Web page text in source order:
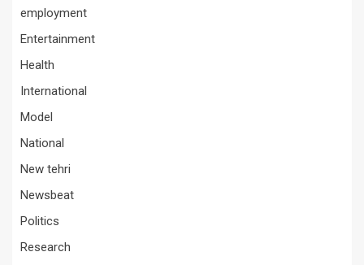
employment
Entertainment
Health
International
Model
National
New tehri
Newsbeat
Politics
Research